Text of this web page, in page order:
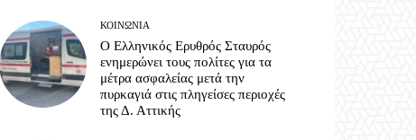
ΚΟΙΝΩΝΊΑ
Ο Ελληνικός Ερυθρός Σταυρός
ενημερώνει τους πολίτες για τα
μέτρα ασφαλείας μετά την
πυρκαγιά στις πληγείσες περιοχές
της Δ. Αττικής